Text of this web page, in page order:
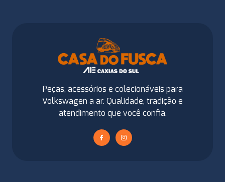
Peças, acessórios e colecionáveis para
Volkswagen a ar. Qualidade, tradição e
atendimento que você confia.